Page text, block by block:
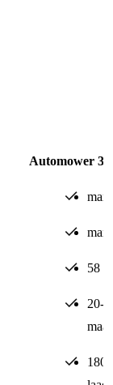
Automower
58
20-
180